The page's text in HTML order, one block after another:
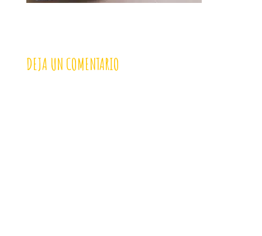
DEJA UN COMENTARIO